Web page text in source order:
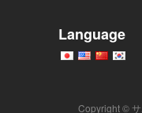
Language
Copyright ©